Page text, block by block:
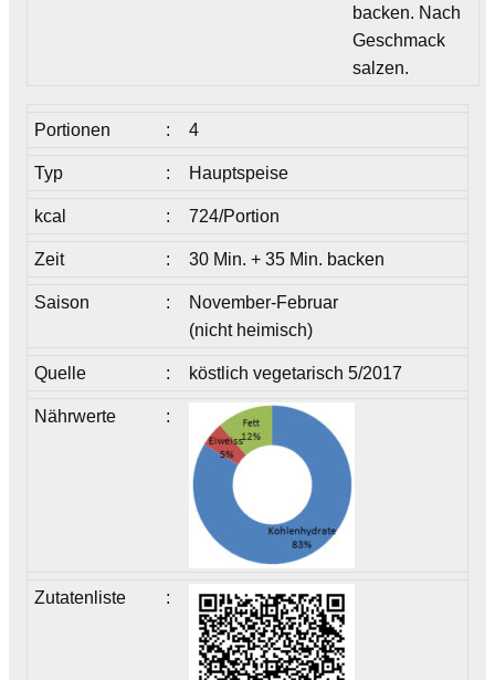
backen. Nach
Geschmack
salzen.
Portionen : 4
Typ : Hauptspeise
kcal : 724/Portion
Zeit : 30 Min. + 35 Min. backen
Saison :
November-Februar
(nicht heimisch)
Quelle : köstlich vegetarisch 5/2017
Nährwerte :
Zutatenliste :